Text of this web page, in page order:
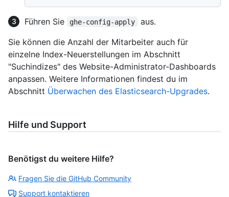
Führen Sie ghe-config-apply
aus.
Sie können die Anzahl der Mitarbeiter auch für
einzelne Index-Neuerstellungen im Abschnitt
"Suchindizes" des Website-Administrator-Dashboards
anpassen. Weitere Informationen findest du im
Abschnitt Überwachen des Elasticsearch-Upgrades.
Hilfe und Support
Benötigst du weitere Hilfe?
Fragen Sie die GitHub Community
Support kontaktieren